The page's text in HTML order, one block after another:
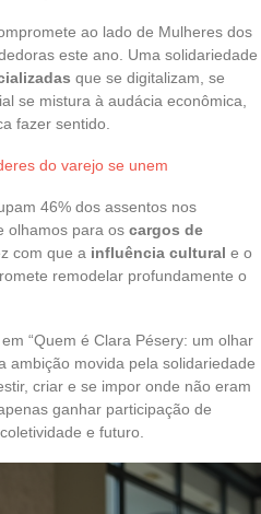
ao lado de Mulheres dos
este ano. Uma solidariedade
que se digitalizam, se
se mistura à audácia econômica,
fazer sentido.
do varejo se unem
46% dos assentos nos
olhamos para os cargos de
com que a influência cultural e o
remodelar profundamente o
“Quem é Clara Pésery: um olhar
ambição movida pela solidariedade
criar e se impor onde não eram
ganhar participação de
e futuro.